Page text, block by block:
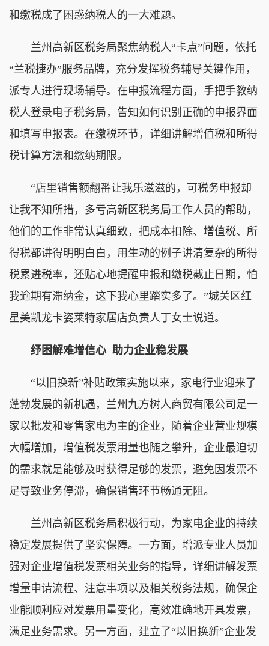
和缴税成了困惑纳税人的一大难题。
兰州高新区税务局聚焦纳税人“卡点”问题，依托
“兰税捷办”服务品牌，充分发挥税务辅导关键作用，
派专人进行现场辅导。在申报流程方面，手把手教纳
税人登录电子税务局，告知如何识别正确的申报界面
和填写申报表。在缴税环节，详细讲解增值税和所得
税计算方法和缴纳期限。
“店里销售额翻番让我乐滋滋的，可税务申报却
让我不知所措，多亏高新区税务局工作人员的帮助，
他们的工作非常认真细致，把成本扣除、增值税、所
得税都讲得明明白白，用生动的例子讲清复杂的所得
税累进税率，还贴心地提醒申报和缴税截止日期，怕
我逾期有滞纳金，这下我心里踏实多了。”城关区红
星美凯龙卡姿莱特家居店负责人丁女士说道。
纾困解难增信心 助力企业稳发展
“以旧换新”补贴政策实施以来，家电行业迎来了
蓬勃发展的新机遇，兰州九方树人商贸有限公司是一
家以批发和零售家电为主的企业，随着企业营业规模
大幅增加，增值税发票用量也随之攀升，企业最迫切
的需求就是能够及时获得足够的发票，避免因发票不
足导致业务停滞，确保销售环节畅通无阻。
兰州高新区税务局积极行动，为家电企业的持续
稳定发展提供了坚实保障。一方面，增派专业人员加
强对企业增值税发票相关业务的指导，详细讲解发票
增量申请流程、注意事项以及相关税务法规，确保企
业能顺利应对发票用量变化，高效准确地开具发票，
满足业务需求。另一方面，建立了“以旧换新”企业发